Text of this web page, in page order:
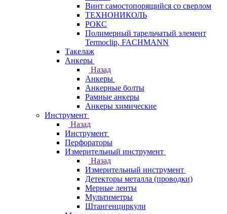
Винт самостопорящийся со сверлом
ТЕХНОНИКОЛЬ
РОКС
Полимерный тарельчатый элемент
Termoclip, FACHMANN
Такелаж
Анкеры
Назад
Анкеры
Анкерные болты
Рамные анкеры
Анкеры химические
Инструмент
Назад
Инструмент
Перфораторы
Измерительный инструмент
Назад
Измерительный инструмент
Детекторы металла (проводки)
Мерные ленты
Мультиметры
Штангенциркули